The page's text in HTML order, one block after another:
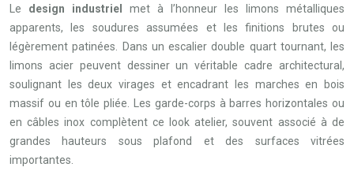
Le design industriel
met à l’honneur les limons métalliques
apparents, les soudures assumées et les finitions brutes ou
légèrement patinées. Dans un escalier double quart tournant, les
limons acier peuvent dessiner un véritable cadre architectural,
soulignant les deux virages et encadrant les marches en bois
massif ou en tôle pliée. Les garde-corps à barres horizontales ou
en câbles inox complètent ce look atelier, souvent associé à de
grandes hauteurs sous plafond et des surfaces vitrées
importantes.